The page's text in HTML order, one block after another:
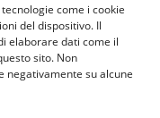
come i cookie
del dispositivo. Il
elaborare dati come il
sito. Non
negativamente su alcune